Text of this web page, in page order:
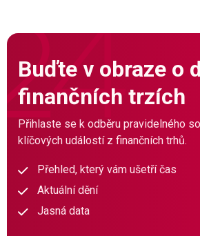
Buďte v obraze o
finančních trzích
Přihlaste se k odběru pravidelného
klíčových událostí z finančních trhů.
Přehled, který vám ušetří čas
Aktuální dění
Jasná data